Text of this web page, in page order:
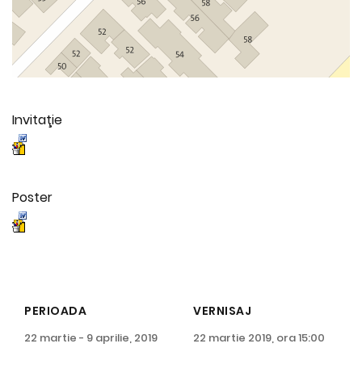
Invitaţie
Poster
PERIOADA
22 martie - 9 aprilie, 2019
VERNISAJ
22 martie 2019, ora 15:00